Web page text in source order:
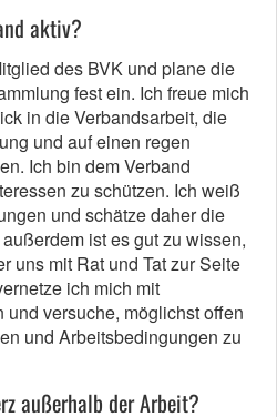
aktiv?
des BVK und plane die
fest ein. Ich freue mich
in die Verbandsarbeit, die
und auf einen regen
Ich bin dem Verband
zu schützen. Ich weiß
und schätze daher die
ist es gut zu wissen,
uns mit Rat und Tat zur Seite
ich mich mit
versuche, möglichst offen
und Arbeitsbedingungen zu
außerhalb der Arbeit?